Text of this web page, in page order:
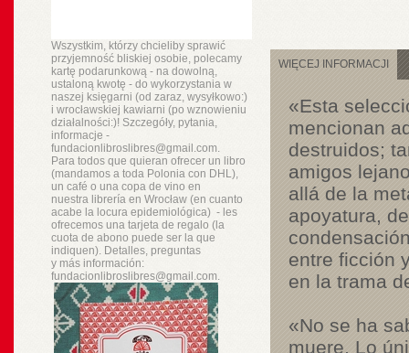
Wszystkim, którzy chcieliby sprawić
przyjemność bliskiej osobie, polecamy
kartę podarunkową - na dowolną,
ustaloną kwotę - do wykorzystania w
naszej księgarni (od zaraz, wysyłkowo:)
i wrocławskiej kawiarni (po wznowieniu
działalności:)! Szczegóły, pytania,
informacje -
fundacionlibroslibres@gmail.com.
Para todos que quieran ofrecer un libro
(mandamos a toda Polonia con DHL),
un café o una copa de vino en
nuestra libreríaen Wrocław (en cuanto
acabe la locura epidemiológica) - les
ofrecemos una tarjeta de regalo (la
cuota de abono puede ser la que
indiquen). Detalles, preguntas
y másinformación:
fundacionlibroslibres@gmail.com.
WIĘCEJ INFORMACJI
«Esta
mencionan
destruidos;
amigos
allá de la
apoyatura,
entre ficción
en la trama
«No se ha
muere. Lo